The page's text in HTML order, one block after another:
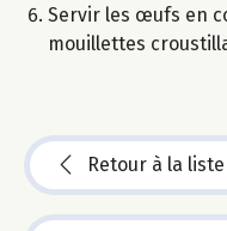
Servir les œufs en
mouillettes
Retour à la liste